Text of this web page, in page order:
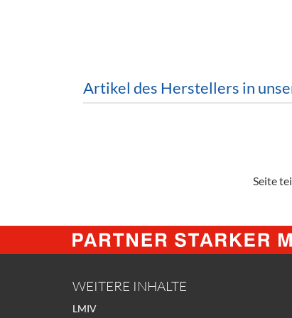
Kühlanhänger
Artikel des Herstellers in
Seite
WEITERE INHALTE
LMIV